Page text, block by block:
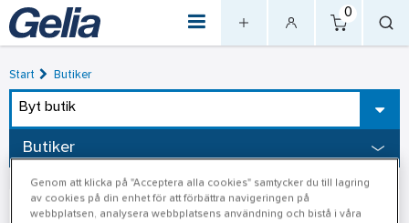
0
Start Butiker
Byt butik
Butiker
Genom att klicka på "Acceptera alla cookies" samtycker du till lagring
av cookies på din enhet för att förbättra navigeringen på
webbplatsen, analysera webbplatsens användning och bistå i våra